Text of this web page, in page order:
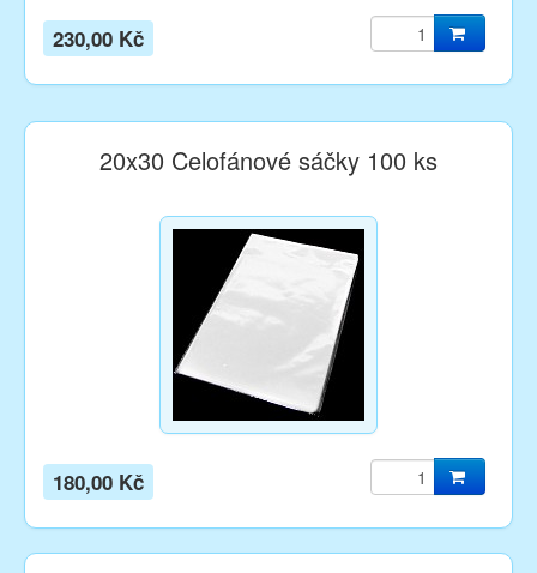
230,00 Kč
20x30 Celofánové sáčky 100 ks
180,00 Kč